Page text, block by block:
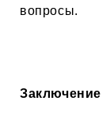
вопросы.
Заключение